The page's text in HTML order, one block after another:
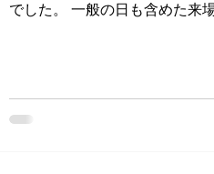
でした。 一般の日も含めた来